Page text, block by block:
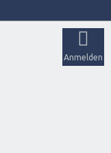
Anmelden